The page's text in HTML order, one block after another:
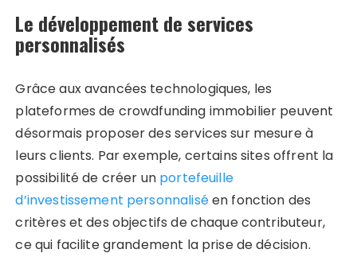
Le développement de services
personnalisés
Grâce aux avancées technologiques, les
plateformes de crowdfunding immobilier peuvent
désormais proposer des services sur mesure à
leurs clients. Par exemple, certains sites offrent la
possibilité de créer un portefeuille
d’investissement personnaliséen fonction des
critères et des objectifs de chaque contributeur,
ce qui facilite grandement la prise de décision.